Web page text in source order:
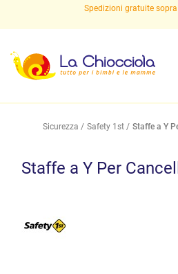
Spedizioni gratuite
Sicurezza Safety 1st Staffe a Y
Staffe a Y Per